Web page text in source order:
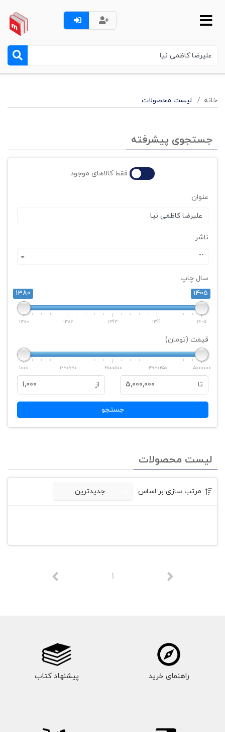
خانه لیست محصولات
جستجوی پیشرفته
فقط کالاهای موجود
عنوان
ناشر
--
سال چاپ
1380
1405
1380 1386 1393 1399 1405
قیمت (تومان)
1000 1250750 2500500 3750250 5000000
تا 5,000,000 از 1,000
جستجو
لیست محصولات
مرتب سازی بر اساس: جدیدترین
1
راهنمای خرید پیشنهاد کتاب